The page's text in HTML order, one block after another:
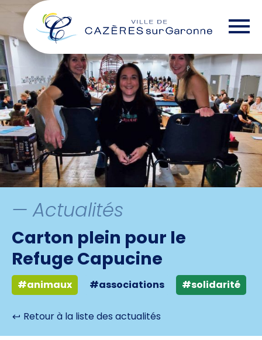
the
content
— Actualités
Carton plein pour le
Refuge Capucine
#animaux #associations #solidarité
Retour à la liste des actualités